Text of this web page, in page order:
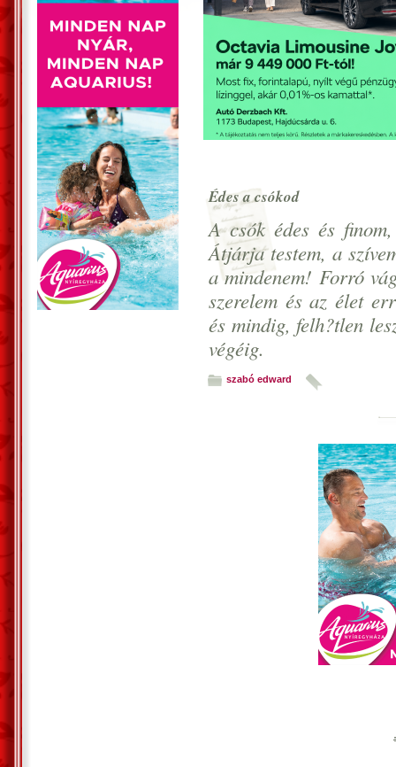
Édes a csókod
A csók édes és
Átjárja testem, a
a mindenem! Forró
szerelem és az élet
és mindig, felh?tlen
végéig.
szabó edward